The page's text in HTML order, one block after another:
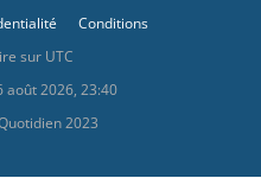
Conditions
sur UTC
août 2026, 23:40
2023